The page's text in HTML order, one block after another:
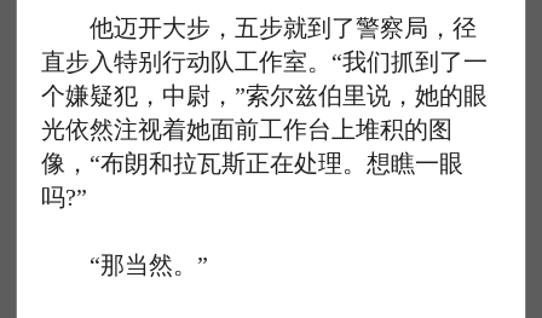
他迈开大步，五步就到了警察局，径
直步入特别行动队工作室。“我们抓到了一
个嫌疑犯，中尉，”索尔兹伯里说，她的眼
光依然注视着她面前工作台上堆积的图
像，“布朗和拉瓦斯正在处理。想瞧一眼
吗?”
“那当然。”